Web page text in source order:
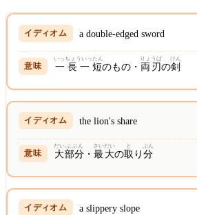
a double-edged sword
一長一短
いっちょういったん
のもの・ 両刃
りょうば
の剣
けん
the lion's share
大
だい
部分
ぶぶん
・最大
さいだい
の取
と
り分
ぶん
a slippery slope